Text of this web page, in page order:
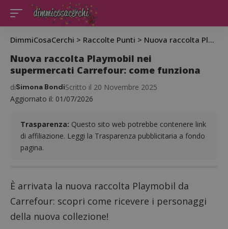
DimmiCosaCerchi > Raccolte Punti > Nuova raccolta Playmobil nei supermercati Carrefour: come funziona
Nuova raccolta Playmobil nei
supermercati Carrefour: come funziona
Aggiornato il: 01/07/2026
diSimona BondiScritto il 20 Novembre 2025
Trasparenza: Questo sito web potrebbe contenere link
di affiliazione. Leggi la Trasparenza pubblicitaria a fondo
pagina.
È arrivata la nuova raccolta Playmobil da
Carrefour: scopri come ricevere i personaggi
della nuova collezione!